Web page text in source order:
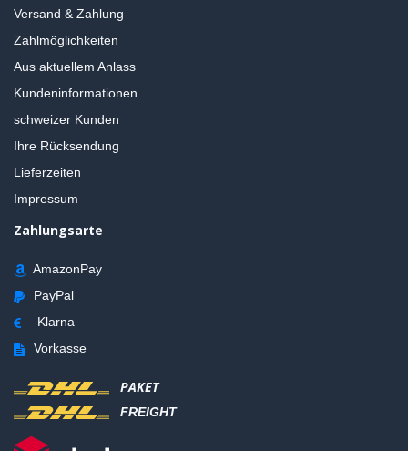
Versand & Zahlung
Zahlmöglichkeiten
Aus aktuellem Anlass
Kundeninformationen
schweizer Kunden
Ihre Rücksendung
Lieferzeiten
Impressum
Zahlungsarte
AmazonPay
PayPal
Klarna
Vorkasse
PAKET
FREIGHT